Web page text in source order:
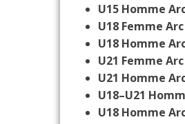
U15 Homme
U18 Femme
U18 Homme
U21 Femme
U21 Homme
U18–U21
U18 Homme